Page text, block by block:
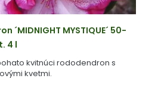
´MIDNIGHT MYSTIQUE´ 50-
4 l
kvitnúci rododendron s
kvetmi.